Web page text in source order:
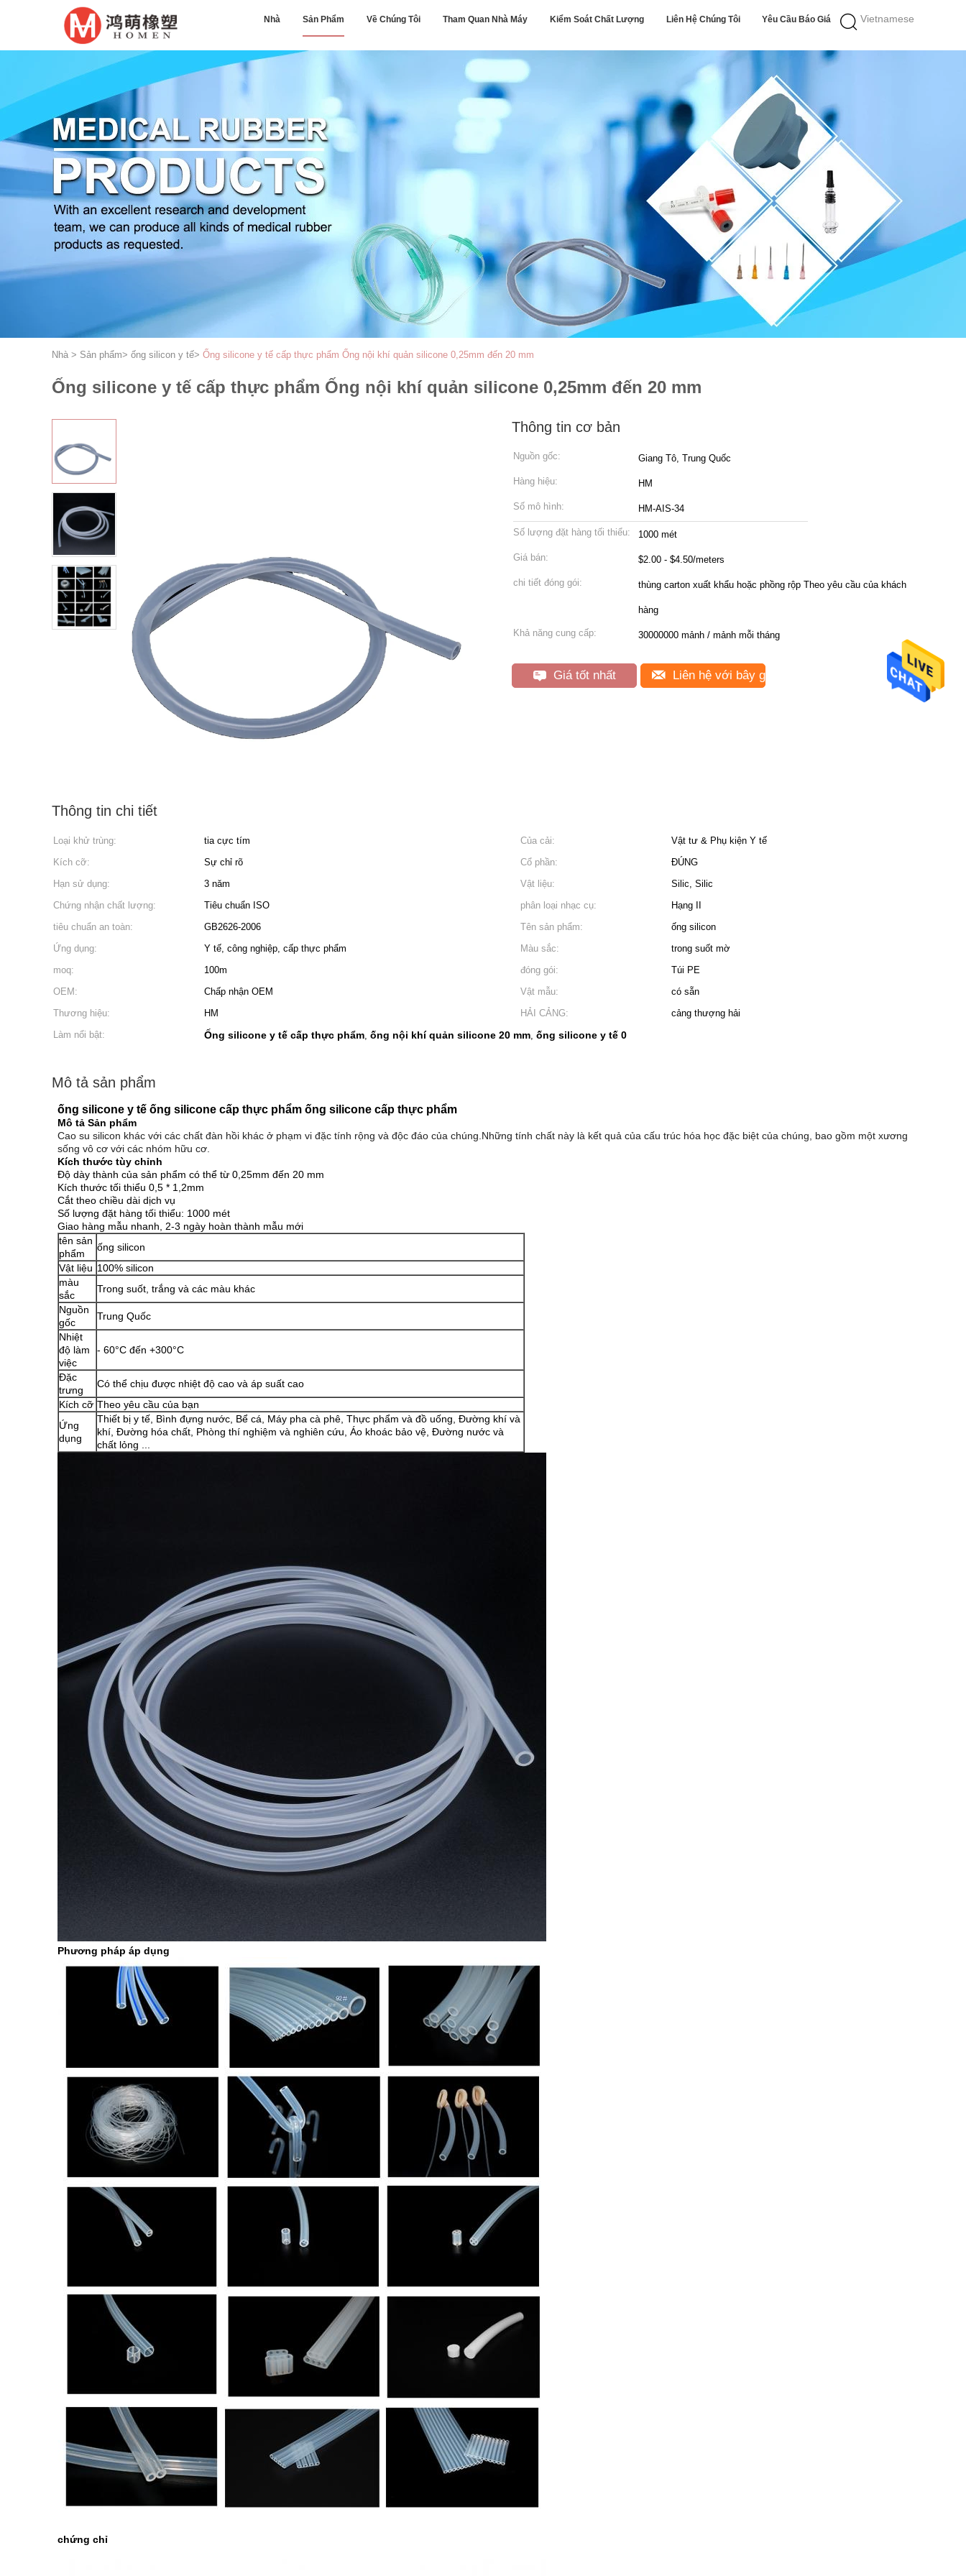
Vietnamese
Nhà Sản Phẩm Về Chúng Tôi Tham Quan Nhà Máy Kiểm Soát Chất Lượng Liên Hệ Chúng Tôi Yêu Cầu Báo Giá
Nhà > Sản phẩm> ống silicon y tế> Ống silicone y tế cấp thực phẩm Ống nội khí quản silicone 0,25mm đến 20 mm
Ống silicone y tế cấp thực phẩm Ống nội khí quản silicone 0,25mm đến 20 mm
Thông tin cơ bản
Nguồn gốc: Giang Tô, Trung Quốc
Hàng hiệu: HM
Số mô hình: HM-AIS-34
Số lượng đặt hàng tối thiểu: 1000 mét
Giá bán: $2.00 - $4.50/meters
chi tiết đóng gói: thùng carton xuất khẩu hoặc phồng rộp Theo yêu cầu của khách
hàng
Khả năng cung cấp: 30000000 mảnh / mảnh mỗi tháng
Giá tốt nhất Liên hệ với bây giờ
Thông tin chi tiết
Loại khử trùng: tia cực tím Của cải:
Vật tư & Phụ kiện Y tế
Kích cỡ:
Sự chỉ rõ Cổ phần:
ĐÚNG
Hạn sử dụng:
3 năm Vật liệu:
Silic, Silic
Chứng nhận chất lượng:
Tiêu chuẩn ISO phân loại nhạc cụ:
Hạng II
tiêu chuẩn an toàn:
GB2626-2006 Tên sản phẩm:
ống silicon
Ứng dụng:
Y tế, công nghiệp, cấp thực phẩm Màu sắc:
trong suốt mờ
moq:
100m đóng gói:
Túi PE
OEM:
Chấp nhận OEM Vật mẫu:
có sẵn
Thương hiệu:
HM HẢI CẢNG:
cảng thượng hải
Làm nổi bật:
Ống silicone y tế cấp thực phẩm, ống nội khí quản silicone 20 mm, ống silicone y tế 0
Mô tả sản phẩm
ống silicone y tế ống silicone cấp thực phẩm ống silicone cấp thực phẩm
Mô tả Sản phẩm
Cao su silicon khác với các chất đàn hồi khác ở phạm vi đặc tính rộng và độc đáo của chúng.Những tính chất này là kết quả của cấu trúc hóa học đặc biệt của chúng, bao gồm một xương
sống vô cơ với các nhóm hữu cơ.
Kích thước tùy chỉnh
Độ dày thành của sản phẩm có thể từ 0,25mm đến 20 mm
Kích thước tối thiểu 0,5 * 1,2mm
Cắt theo chiều dài dịch vụ
Số lượng đặt hàng tối thiểu: 1000 mét
Giao hàng mẫu nhanh, 2-3 ngày hoàn thành mẫu mới
tên sản
phẩm
ống silicon
Vật liệu 100% silicon
màu
sắc
Trong suốt, trắng và các màu khác
Nguồn
gốc
Trung Quốc
Nhiệt
độ làm
việc
- 60°C đến +300°C
Đặc
trưng
Có thể chịu được nhiệt độ cao và áp suất cao
Kích cỡ Theo yêu cầu của bạn
Ứng
dụng
Thiết bị y tế, Bình đựng nước, Bể cá, Máy pha cà phê, Thực phẩm và đồ uống, Đường khí và
khí, Đường hóa chất, Phòng thí nghiệm và nghiên cứu, Áo khoác bảo vệ, Đường nước và
chất lỏng ...
Phương pháp áp dụng
chứng chỉ